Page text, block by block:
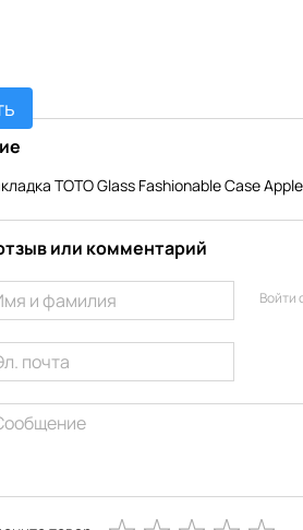
TOTO Glass Fashionable Case
или комментарий
Войти